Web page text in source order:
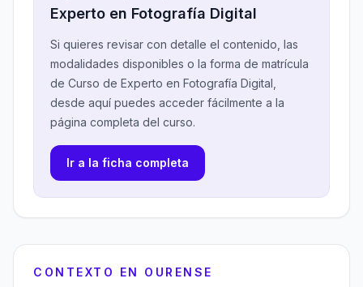
Experto en Fotografía Digital
Si quieres revisar con detalle el contenido, las
modalidades disponibles o la forma de matrícula
de Curso de Experto en Fotografía Digital,
desde aquí puedes acceder fácilmente a la
página completa del curso.
Ir a la ficha completa
CONTEXTO EN OURENSE